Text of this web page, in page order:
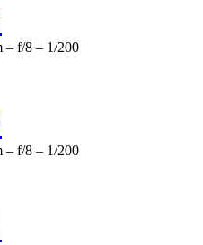
– f/8 – 1/200
– f/8 – 1/200